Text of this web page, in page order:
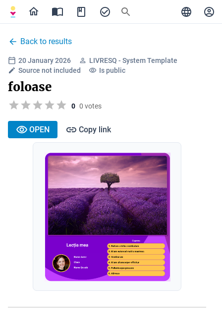
Back to results
20 January 2026
LIVRESQ - System Template
Source not included
Is public
foloase
0 0 votes
OPEN Copy link